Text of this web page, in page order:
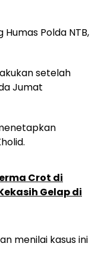
Polda NTB,
setelah
Jumat
Crot di
Gelap di
menilai kasus ini